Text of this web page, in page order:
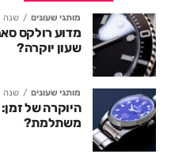
מותגי שעונים שנה 1 ago
מדוע רולקס
שעון יוקרה?
מותגי שעונים שנה 1 ago
היוקרה של
משתלמת?